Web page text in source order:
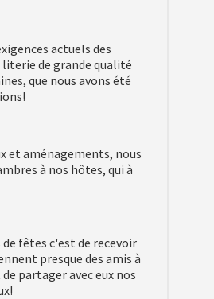
actuels des
de grande qualité
que nous avons été
et aménagements, nous
à nos hôtes, qui à
de fêtes c'est de recevoir
presque des amis à
partager avec eux nos